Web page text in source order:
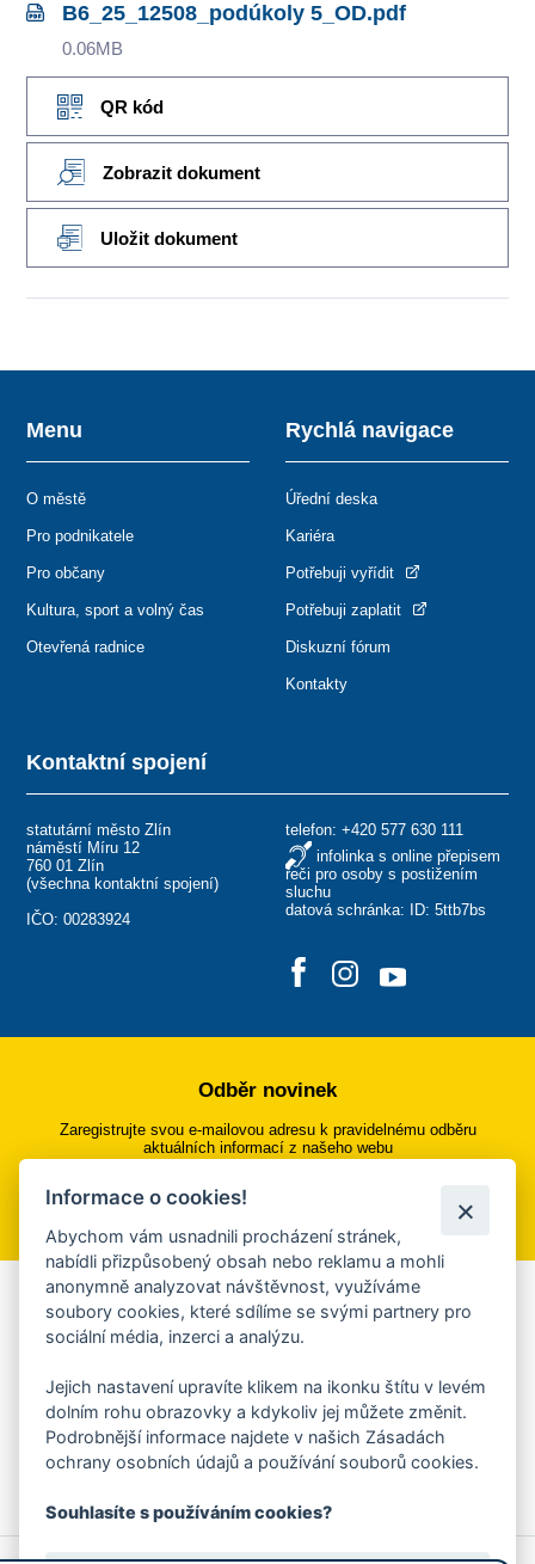
B6_25_12508_podúkoly 5_OD.pdf
0.06MB
QR kód
Zobrazit dokument
Uložit dokument
Kontaktní spojení
statutární město Zlín
náměstí Míru 12
760 01 Zlín
(všechna kontaktní spojení)
IČO: 00283924
telefon: +420 577 630 111
infolinka s online přepisem
řeči pro osoby s postižením
sluchu
datová schránka: ID: 5ttb7bs
Menu
O městě
Pro podnikatele
Pro občany
Kultura, sport a volný čas
Otevřená radnice
Rychlá navigace
Úřední deska
Kariéra
Potřebuji vyřídit
Potřebuji zaplatit
Diskuzní fórum
Kontakty
Odběr novinek
Zaregistrujte svou e-mailovou adresu k pravidelnému odběru
aktuálních informací z našeho webu
Přihlásit se k odběru
Aplikace Mobilní rozhlas
Chcete dostávat do svého mobilu či mailu upozornění na
ankety, pozvánky na kulturní a sportovní akce?
Více informací o aplikaci
Informace o cookies!
Abychom vám usnadnili procházení stránek,
nabídli přizpůsobený obsah nebo reklamu a mohli
anonymně analyzovat návštěvnost, využíváme
soubory cookies, které sdílíme se svými partnery pro
sociální média, inzerci a analýzu.
Jejich nastavení upravíte klikem na ikonku štítu v levém
dolním rohu obrazovky a kdykoliv jej můžete změnit.
Podrobnější informace najdete v našich Zásadách
ochrany osobních údajů a používání souborů cookies.
Souhlasíte s používáním cookies?